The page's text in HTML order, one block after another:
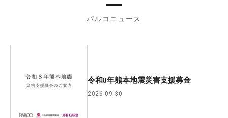
パルコニュース
令和8年熊本地震災害支援募金
2026.09.30